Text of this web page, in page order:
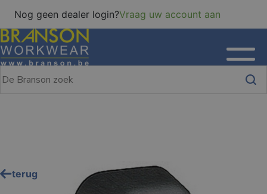
Nog geen dealer login?Vraag uw account aan
terug